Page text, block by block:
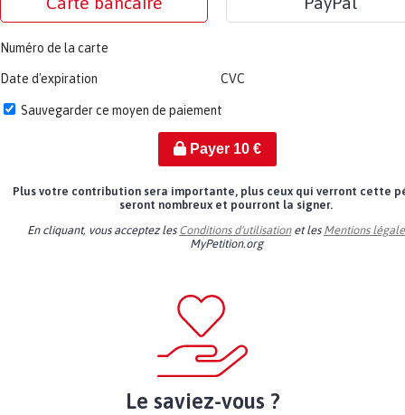
Numéro de la carte
Date d'expiration CVC
Sauvegarder ce moyen de paiement
Payer 10€
Plus votre contribution sera importante, plus ceux qui verront cette
seront nombreux et pourront la signer.
En cliquant, vous acceptez les Conditions d'utilisationet les Mentions
MyPetition.org
Le saviez-vous ?